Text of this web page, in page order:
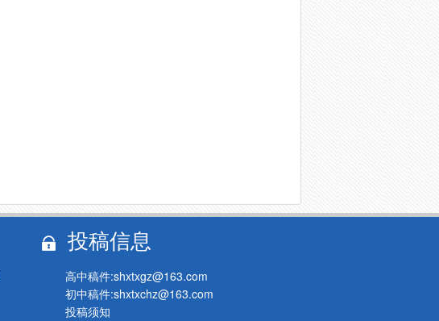
投稿信息
高中稿件:shxtxgz@163.com
初中稿件:shxtxchz@163.com
投稿须知